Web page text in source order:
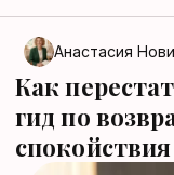
Анастасия
Как
гид по
спокойствия